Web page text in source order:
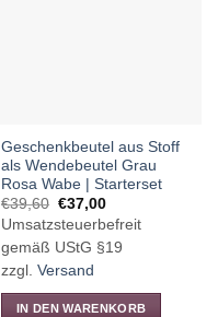
Geschenkbeutel aus Stoff
als Wendebeutel Grau
Rosa Wabe | Starterset
€39,60 Ursprünglicher
Preis
war:
€39,60
€37,00Aktueller
Preis
ist:
€37,00.
Umsatzsteuerbefreit
gemäß UStG §19
zzgl.Versand
IN DEN WARENKORB